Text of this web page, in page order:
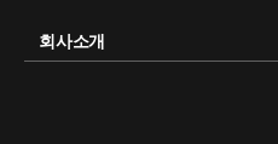
회사소개